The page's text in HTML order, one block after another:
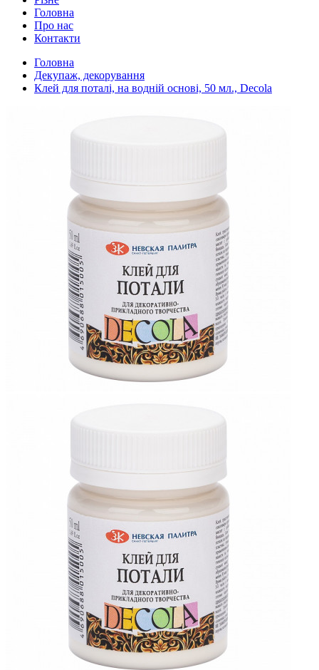
Головна
Про нас
Контакти
Головна
Декупаж, декорування
Клей для поталі, на водній основі, 50 мл., Decola